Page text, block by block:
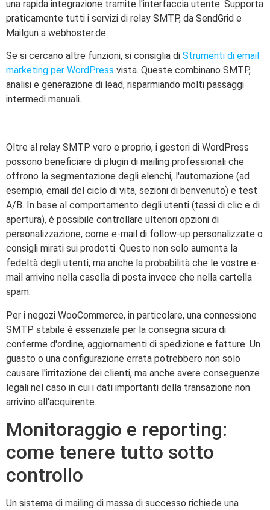
una rapida integrazione tramite l'interfaccia utente. Supporta
praticamente tutti i servizi di relay SMTP, da SendGrid e
Mailgun a webhoster.de.
Se si cercano altre funzioni, si consiglia di Strumenti di email
marketing per WordPress vista. Queste combinano SMTP,
analisi e generazione di lead, risparmiando molti passaggi
intermedi manuali.
Oltre al relay SMTP vero e proprio, i gestori di WordPress
possono beneficiare di plugin di mailing professionali che
offrono la segmentazione degli elenchi, l'automazione (ad
esempio, email del ciclo di vita, sezioni di benvenuto) e test
A/B. In base al comportamento degli utenti (tassi di clic e di
apertura), è possibile controllare ulteriori opzioni di
personalizzazione, come e-mail di follow-up personalizzate o
consigli mirati sui prodotti. Questo non solo aumenta la
fedeltà degli utenti, ma anche la probabilità che le vostre e-
mail arrivino nella casella di posta invece che nella cartella
spam.
Per i negozi WooCommerce, in particolare, una connessione
SMTP stabile è essenziale per la consegna sicura di
conferme d'ordine, aggiornamenti di spedizione e fatture. Un
guasto o una configurazione errata potrebbero non solo
causare l'irritazione dei clienti, ma anche avere conseguenze
legali nel caso in cui i dati importanti della transazione non
arrivino all'acquirente.
Monitoraggio e reporting:
come tenere tutto sotto
controllo
Un sistema di mailing di massa di successo richiede una